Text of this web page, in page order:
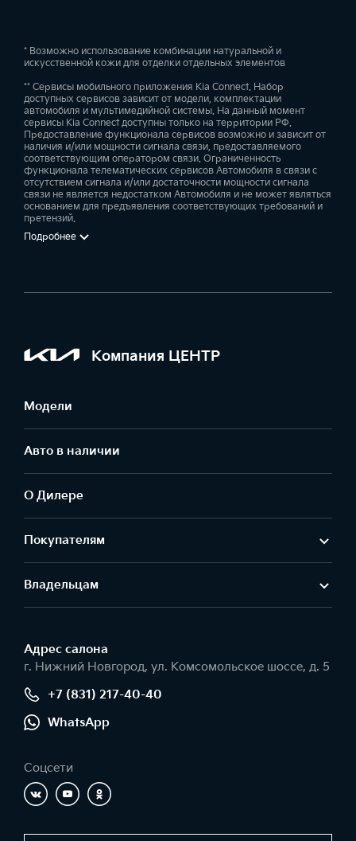
* Возможно использование комбинации натуральной и
искусственной кожи для отделки отдельных элементов
** Сервисы мобильного приложения Kia Connect. Набор
доступных сервисов зависит от модели, комплектации
автомобиля и мультимедийной системы. На данный момент
сервисы Kia Connect доступны только на территории РФ.
Предоставление функционала сервисов возможно и зависит от
наличия и/или мощности сигнала связи, предоставляемого
соответствующим оператором связи. Ограниченность
функционала телематических сервисов Автомобиля в связи с
отсутствием сигнала и/или достаточности мощности сигнала
связи не является недостатком Автомобиля и не может являться
основанием для предъявления соответствующих требований и
претензий.
Подробнее
Компания ЦЕНТР
Модели
Авто в наличии
О Дилере
Покупателям
Владельцам
Адрес салонa
г. Нижний Новгород, ул. Комсомольское шоссе, д. 5
+7 (831) 217-40-40
WhatsApp
Соцсети